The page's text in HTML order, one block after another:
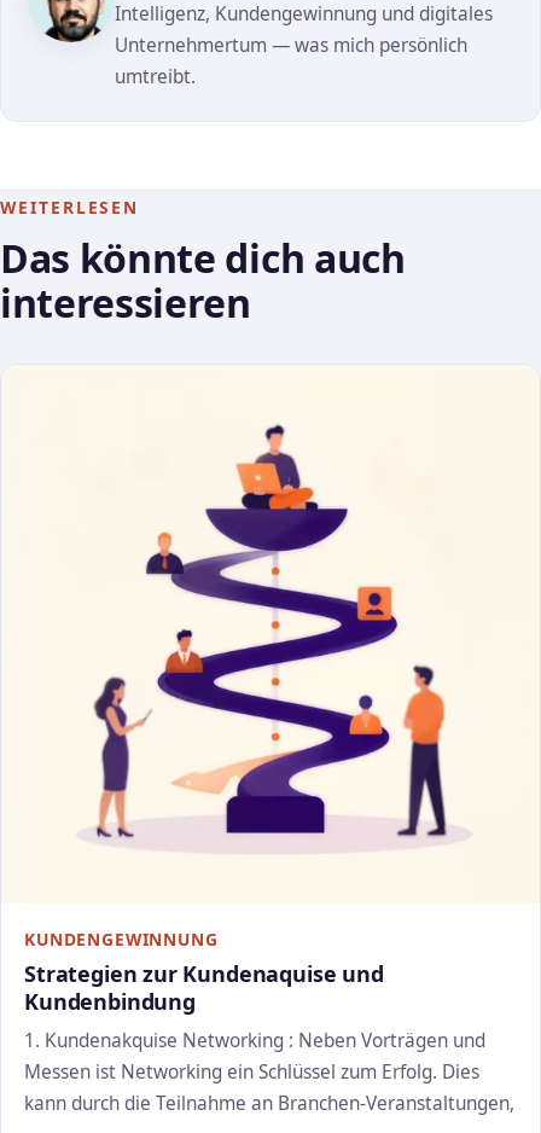
Intelligenz, Kundengewinnung und digitales
Unternehmertum — was mich persönlich
umtreibt.
WEITERLESEN
Das könnte dich auch
interessieren
KUNDENGEWINNUNG
Strategien zur Kundenaquise und
Kundenbindung
1. Kundenakquise Networking : Neben Vorträgen und
Messen ist Networking ein Schlüssel zum Erfolg. Dies
kann durch die Teilnahme an Branchen-Veranstaltungen,